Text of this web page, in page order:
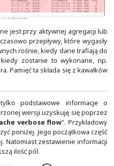
i docelowym BGP
Istnieje możliwość
sąsiadów, od których
Niemniej, nie
jednocześnie.
ilością ruchu, ilość
spora, że zmuszeni
kolektorów. Jeśli
to możemy
jaka generowana jest
ich
v8). Kolektor może